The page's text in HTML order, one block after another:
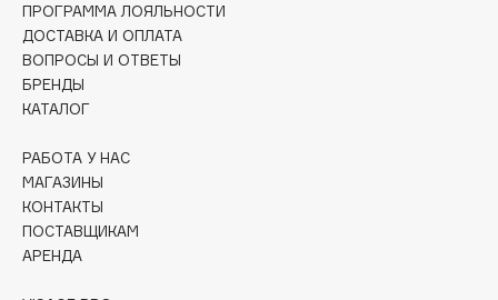
Dior
Divage
Dolce & Gabbana
Dorco
DP Daily Perfection
Dr. Vranjes Firenze
Dr.Althea
ПРОГРАММА ЛОЯЛЬНОСТИ
ДОСТАВКА И ОПЛАТА
ВОПРОСЫ И ОТВЕТЫ
БРЕНДЫ
КАТАЛОГ
РАБОТА У НАС
МАГАЗИНЫ
КОНТАКТЫ
ПОСТАВЩИКАМ
АРЕНДА